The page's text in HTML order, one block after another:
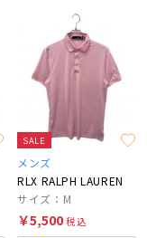
SALE
メンズ
RLX RALPH LAUREN
サイズ：M
￥5,500税込